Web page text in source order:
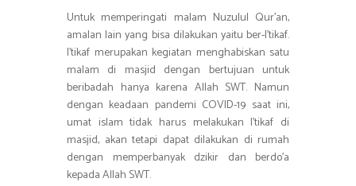
Untuk memperingati malam Nuzulul Qur’an,
amalan lain yang bisa dilakukan yaitu ber-I’tikaf.
I’tikaf merupakan kegiatan menghabiskan satu
malam di masjid dengan bertujuan untuk
beribadah hanya karena Allah SWT. Namun
dengan keadaan pandemi COVID-19 saat ini,
umat islam tidak harus melakukan I’tikaf di
masjid, akan tetapi dapat dilakukan di rumah
dengan memperbanyak dzikir dan berdo’a
kepada Allah SWT.